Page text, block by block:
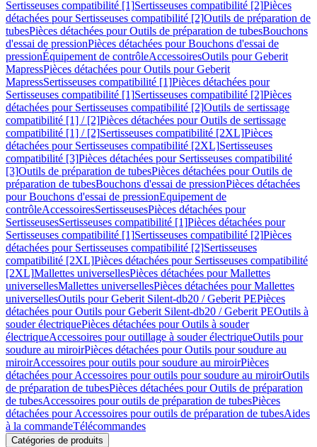
Sertisseuses compatibilité [1]Sertisseuses compatibilité [2]Pièces
détachées pour Sertisseuses compatibilité [2]Outils de préparation de
tubesPièces détachées pour Outils de préparation de tubesBouchons
d'essai de pressionPièces détachées pour Bouchons d'essai de
pressionÉquipement de contrôleAccessoiresOutils pour Geberit
MapressPièces détachées pour Outils pour Geberit
MapressSertisseuses compatibilité [1]Pièces détachées pour
Sertisseuses compatibilité [1]Sertisseuses compatibilité [2]Pièces
détachées pour Sertisseuses compatibilité [2]Outils de sertissage
compatibilité [1] / [2]Pièces détachées pour Outils de sertissage
compatibilité [1] / [2]Sertisseuses compatibilité [2XL]Pièces
détachées pour Sertisseuses compatibilité [2XL]Sertisseuses
compatibilité [3]Pièces détachées pour Sertisseuses compatibilité
[3]Outils de préparation de tubesPièces détachées pour Outils de
préparation de tubesBouchons d'essai de pressionPièces détachées
pour Bouchons d'essai de pressionEquipement de
contrôleAccessoiresSertisseusesPièces détachées pour
SertisseusesSertisseuses compatibilité [1]Pièces détachées pour
Sertisseuses compatibilité [1]Sertisseuses compatibilité [2]Pièces
détachées pour Sertisseuses compatibilité [2]Sertisseuses
compatibilité [2XL]Pièces détachées pour Sertisseuses compatibilité
[2XL]Mallettes universellesPièces détachées pour Mallettes
universellesMallettes universellesPièces détachées pour Mallettes
universellesOutils pour Geberit Silent-db20 / Geberit PEPièces
détachées pour Outils pour Geberit Silent-db20 / Geberit PEOutils à
souder électriquePièces détachées pour Outils à souder
électriqueAccessoires pour outillage à souder électriqueOutils pour
soudure au miroirPièces détachées pour Outils pour soudure au
miroirAccessoires pour outils pour soudure au miroirPièces
détachées pour Accessoires pour outils pour soudure au miroirOutils
de préparation de tubesPièces détachées pour Outils de préparation
de tubesAccessoires pour outils de préparation de tubesPièces
détachées pour Accessoires pour outils de préparation de tubesAides
à la commandeTélécommandes
Catégories de produits